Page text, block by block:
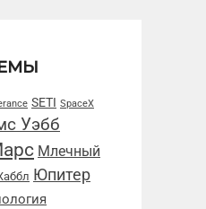
SETI SpaceX
Уэбб
Млечный
Юпитер